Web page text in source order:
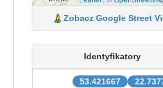
Zobacz Google Street
Identyfikatory
53.421667